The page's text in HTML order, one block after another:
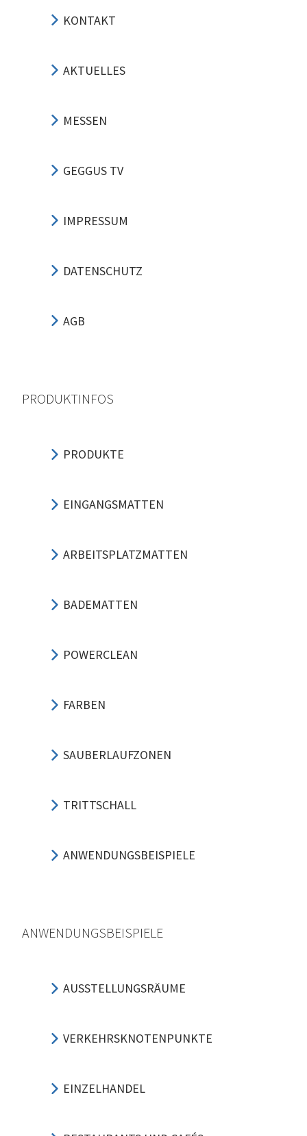
KONTAKT
AKTUELLES
MESSEN
GEGGUS TV
IMPRESSUM
DATENSCHUTZ
AGB
PRODUKTINFOS
PRODUKTE
EINGANGSMATTEN
ARBEITSPLATZMATTEN
BADEMATTEN
POWERCLEAN
FARBEN
SAUBERLAUFZONEN
TRITTSCHALL
ANWENDUNGSBEISPIELE
ANWENDUNGSBEISPIELE
AUSSTELLUNGSRÄUME
VERKEHRSKNOTENPUNKTE
EINZELHANDEL